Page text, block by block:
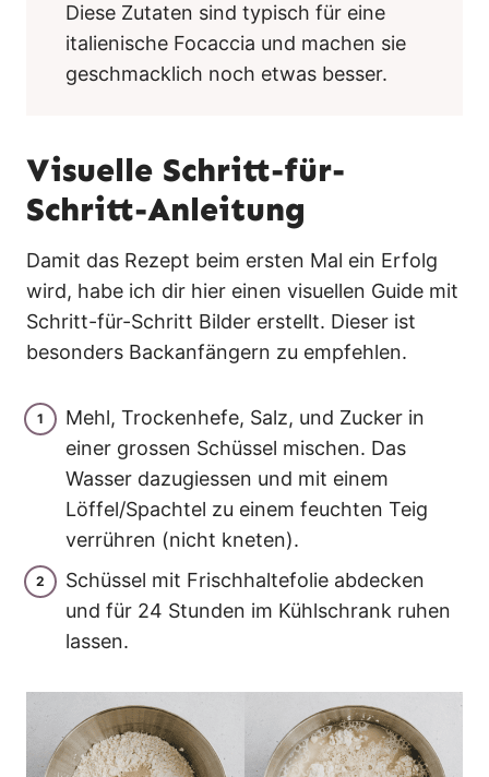
Diese Zutaten sind typisch für eine
italienische Focaccia und machen sie
geschmacklich noch etwas besser.
Visuelle Schritt-für-
Schritt-Anleitung
Damit das Rezept beim ersten Mal ein Erfolg
wird, habe ich dir hier einen visuellen Guide mit
Schritt-für-Schritt Bilder erstellt. Dieser ist
besonders Backanfängern zu empfehlen.
Mehl, Trockenhefe, Salz, und Zucker in
einer grossen Schüssel mischen. Das
Wasser dazugiessen und mit einem
Löffel/Spachtel zu einem feuchten Teig
verrühren (nicht kneten).
Schüssel mit Frischhaltefolie abdecken
und für 24 Stunden im Kühlschrank ruhen
lassen.